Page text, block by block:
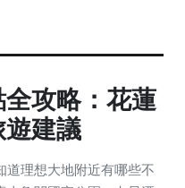
攻略：花蓮
遊建議
道理想大地附近有哪些不